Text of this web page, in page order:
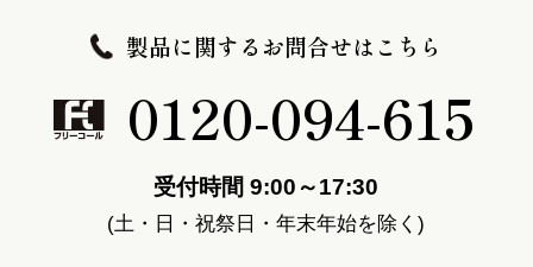
製品に関するお問合せはこちら
0120-094-615
受付時間 9:00～17:30
(土・日・祝祭日・年末年始を除く)